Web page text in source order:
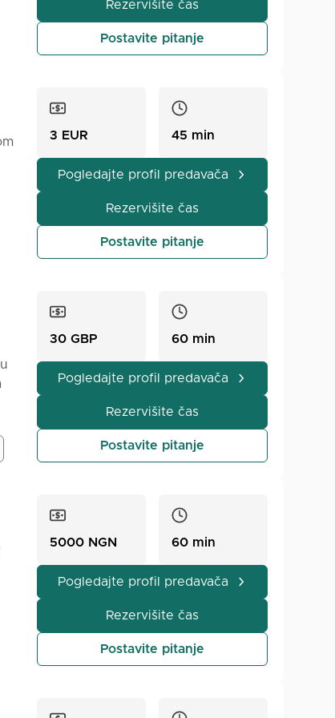
Rezervišite čas
Postavite pitanje
3 EUR 45 min
Pogledajte profil predavača
Rezervišite čas
Postavite pitanje
30 GBP 60 min
Pogledajte profil predavača
Rezervišite čas
Postavite pitanje
5000 NGN 60 min
Pogledajte profil predavača
Rezervišite čas
Postavite pitanje